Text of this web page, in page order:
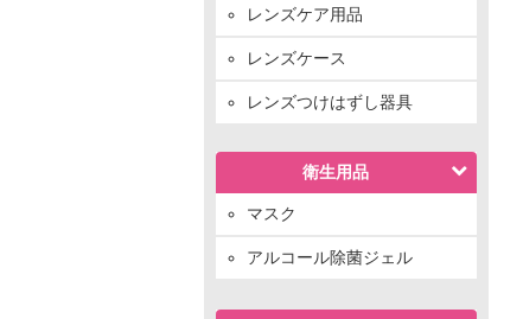
レンズケア用品
レンズケース
レンズつけはずし器具
衛生用品
マスク
アルコール除菌ジェル